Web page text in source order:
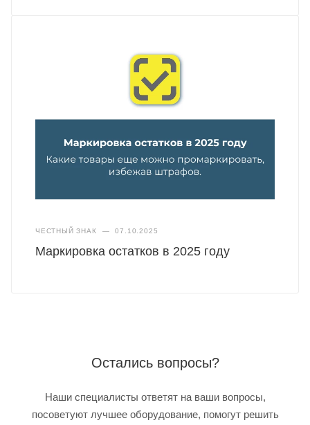
ЧЕСТНЫЙ ЗНАК — 07.10.2025
Маркировка остатков в 2025 году
Остались вопросы?
Наши специалисты ответят на ваши вопросы,
посоветуют лучшее оборудование, помогут решить